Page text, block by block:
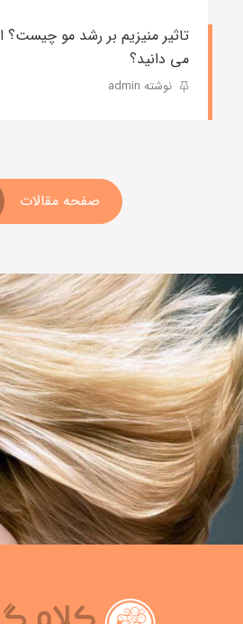
تاثیر منیزیم بر رشد مو چیست؟
می دانید؟
نوشته admin
صفحه مقالات